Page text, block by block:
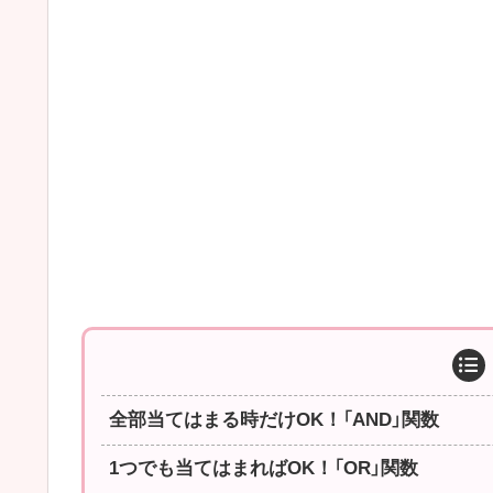
全部当てはまる時だけOK！「AND」関数
1つでも当てはまればOK！「OR」関数